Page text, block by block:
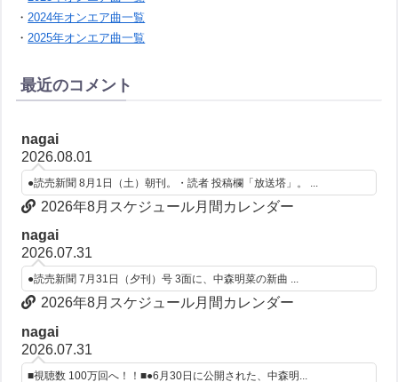
・ 2024年オンエア曲一覧
・ 2025年オンエア曲一覧
最近のコメント
nagai
2026.08.01
●読売新聞 8月1日（土）朝刊。・読者 投稿欄「放送塔」。 ...
2026年8月スケジュール月間カレンダー
nagai
2026.07.31
●読売新聞 7月31日（夕刊）号 3面に、中森明菜の新曲 ...
2026年8月スケジュール月間カレンダー
nagai
2026.07.31
■視聴数 100万回へ！！■●6月30日に公開された、中森明...